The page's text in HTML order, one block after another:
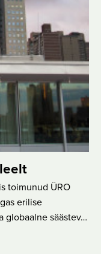
toimunud ÜRO
erilise
globaalne säästev…